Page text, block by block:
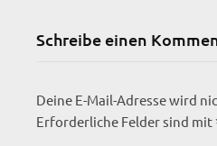
Schreibe einen
Deine E-Mail-Adresse wird
Erforderliche Felder sind mit